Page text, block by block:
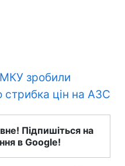
зробили
цін на АЗС
Підпишіться на
в Google!